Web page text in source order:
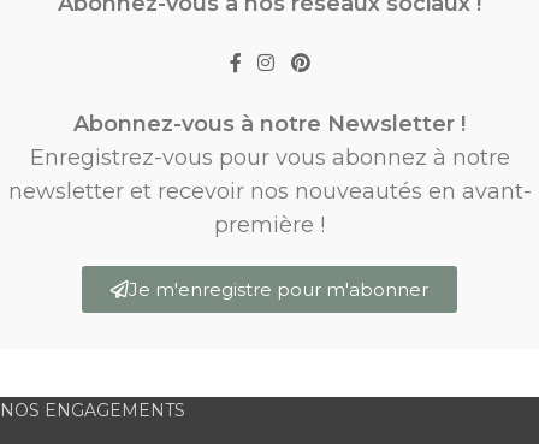
Abonnez-vous à notre Newsletter !
Enregistrez-vous pour vous abonnez à notre
newsletter et recevoir nos nouveautés en avant-
première !
Je m'enregistre pour m'abonner
NOS ENGAGEMENTS